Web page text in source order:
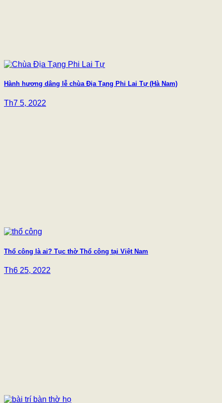
Hành hương dâng lễ chùa Địa Tạng Phi Lai Tự (Hà Nam)
Th7 5, 2022
Thổ công là ai? Tục thờ Thổ công tại Việt Nam
Th6 25, 2022